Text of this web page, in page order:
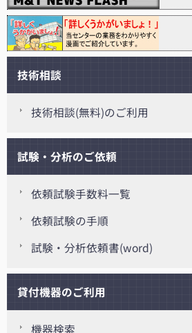
技術相談
技術相談(無料)のご利用
試験・分析のご依頼
依頼試験手数料一覧
依頼試験の手順
試験・分析依頼書(word)
貸付機器のご利用
機器検索